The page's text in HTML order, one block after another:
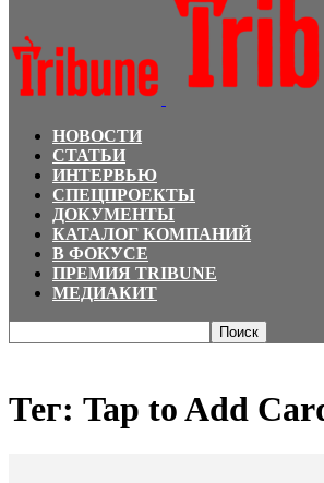
НОВОСТИ
СТАТЬИ
ИНТЕРВЬЮ
СПЕЦПРОЕКТЫ
ДОКУМЕНТЫ
КАТАЛОГ КОМПАНИЙ
В ФОКУСЕ
ПРЕМИЯ TRIBUNE
МЕДИАКИТ
Тег: Tap to Add